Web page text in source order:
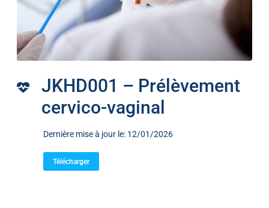
JKHD001 – Prélèvement
cervico-vaginal
Dernière mise à jour le: 12/01/2026
Télécharger